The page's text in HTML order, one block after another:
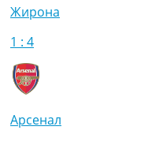
Жирона
1 : 4
Арсенал